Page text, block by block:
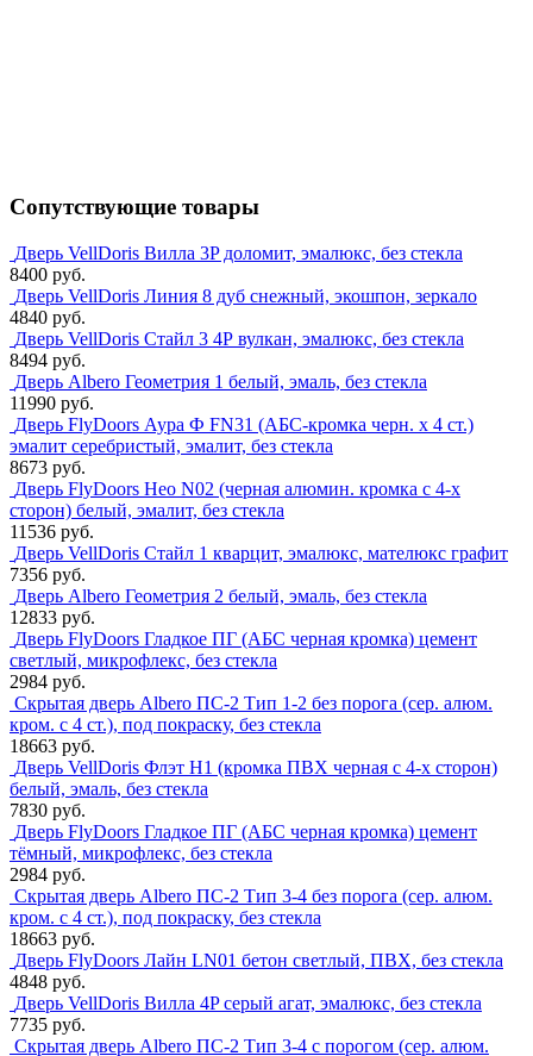
Сопутствующие товары
Дверь VellDoris Вилла 3P доломит, эмалюкс, без стекла
8400 руб.
Дверь VellDoris Линия 8 дуб снежный, экошпон, зеркало
4840 руб.
Дверь VellDoris Стайл 3 4Р вулкан, эмалюкс, без стекла
8494 руб.
Дверь Albero Геометрия 1 белый, эмаль, без стекла
11990 руб.
Дверь FlyDoors Аура Ф FN31 (АБС-кромка черн. х 4 ст.)
эмалит серебристый, эмалит, без стекла
8673 руб.
Дверь FlyDoors Нео N02 (черная алюмин. кромка с 4-х
сторон) белый, эмалит, без стекла
11536 руб.
Дверь VellDoris Стайл 1 кварцит, эмалюкс, мателюкс графит
7356 руб.
Дверь Albero Геометрия 2 белый, эмаль, без стекла
12833 руб.
Дверь FlyDoors Гладкое ПГ (АБС черная кромка) цемент
светлый, микрофлекс, без стекла
2984 руб.
Скрытая дверь Albero ПС-2 Тип 1-2 без порога (сер. алюм.
кром. с 4 ст.), под покраску, без стекла
18663 руб.
Дверь VellDoris Флэт H1 (кромка ПВХ черная с 4-х сторон)
белый, эмаль, без стекла
7830 руб.
Дверь FlyDoors Гладкое ПГ (АБС черная кромка) цемент
тёмный, микрофлекс, без стекла
2984 руб.
Скрытая дверь Albero ПС-2 Тип 3-4 без порога (сер. алюм.
кром. с 4 ст.), под покраску, без стекла
18663 руб.
Дверь FlyDoors Лайн LN01 бетон светлый, ПВХ, без стекла
4848 руб.
Дверь VellDoris Вилла 4P серый агат, эмалюкс, без стекла
7735 руб.
Скрытая дверь Albero ПС-2 Тип 3-4 с порогом (сер. алюм.